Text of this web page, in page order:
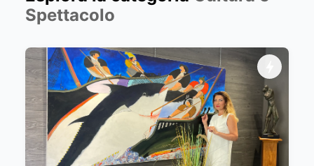
Spettacolo